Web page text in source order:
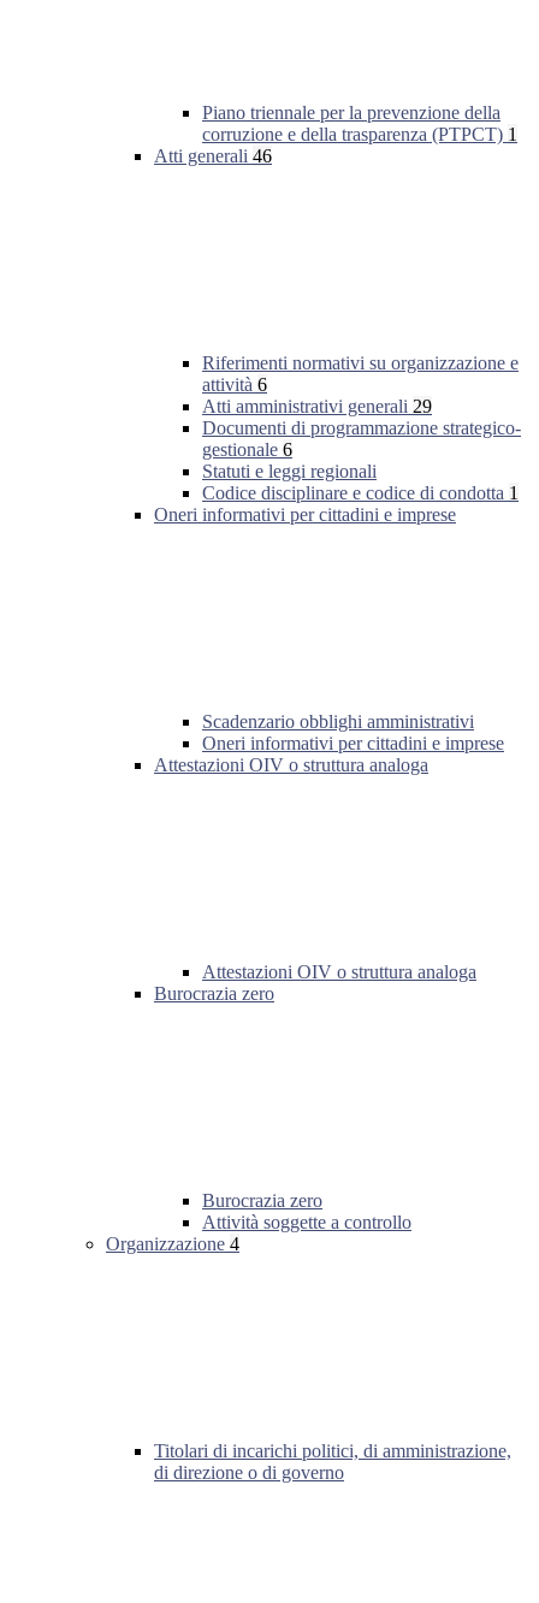
Piano triennale per la prevenzione della
corruzione e della trasparenza (PTPCT) 1
Atti generali 46
Riferimenti normativi su organizzazione e
attività 6
Atti amministrativi generali 29
Documenti di programmazione strategico-
gestionale 6
Statuti e leggi regionali
Codice disciplinare e codice di condotta 1
Oneri informativi per cittadini e imprese
Scadenzario obblighi amministrativi
Oneri informativi per cittadini e imprese
Attestazioni OIV o struttura analoga
Attestazioni OIV o struttura analoga
Burocrazia zero
Burocrazia zero
Attività soggette a controllo
Organizzazione 4
Titolari di incarichi politici, di amministrazione,
di direzione o di governo